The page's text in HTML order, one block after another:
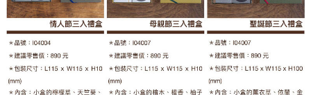
順豐快遞宅配
每筆NT$150，滿NT$6,000(含以上)免運費
付款後門市自取
免運費